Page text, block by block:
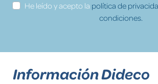
He leído y acepto la política de
condiciones.
Información Dideco